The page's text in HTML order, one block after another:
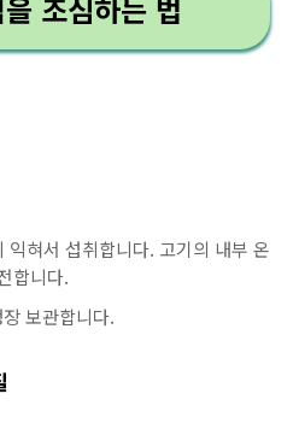
조심하는 법
익혀서 섭취합니다. 고기의 내부 온
합니다.
보관합니다.